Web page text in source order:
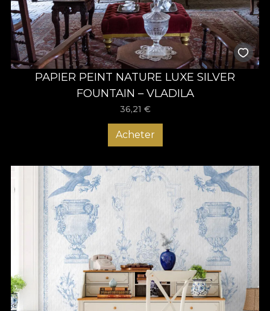
PAPIER PEINT NATURE LUXE SILVER
FOUNTAIN – VLADILA
36,21 €
Acheter